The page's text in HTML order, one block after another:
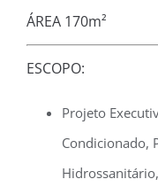
ÁREA 170m²
ESCOPO:
Projeto
Condicionado,